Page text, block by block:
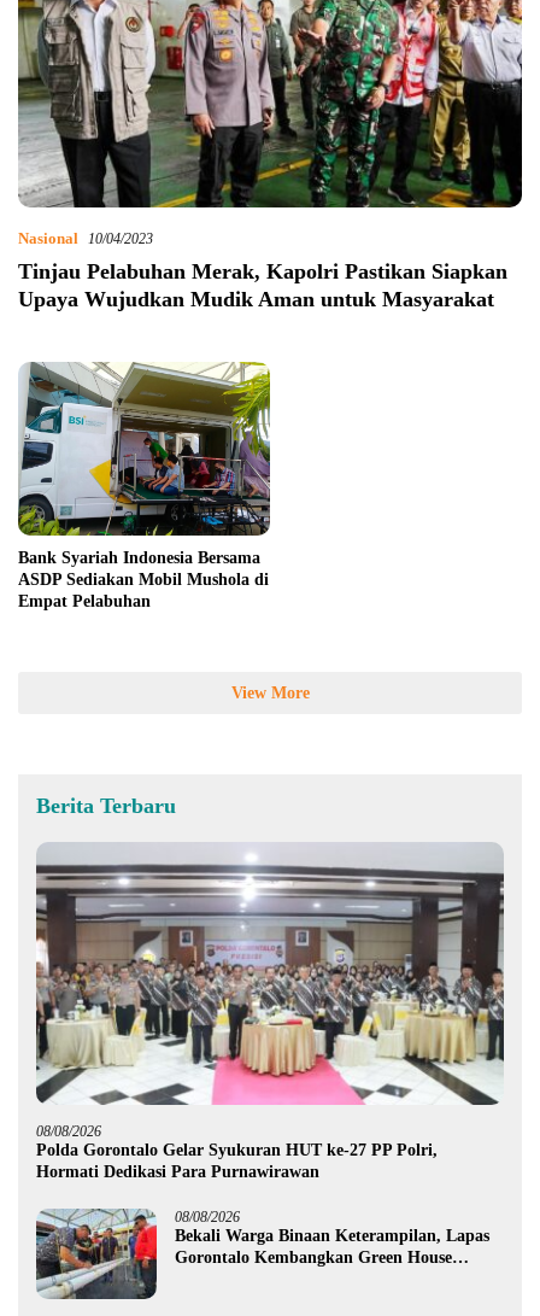
Nasional 10/04/2023
Tinjau Pelabuhan Merak, Kapolri Pastikan Siapkan
Upaya Wujudkan Mudik Aman untuk Masyarakat
Bank Syariah Indonesia Bersama
ASDP Sediakan Mobil Mushola di
Empat Pelabuhan
View More
Berita Terbaru
08/08/2026
Polda Gorontalo Gelar Syukuran HUT ke-27 PP Polri,
Hormati Dedikasi Para Purnawirawan
08/08/2026
Bekali Warga Binaan Keterampilan, Lapas
Gorontalo Kembangkan Green House